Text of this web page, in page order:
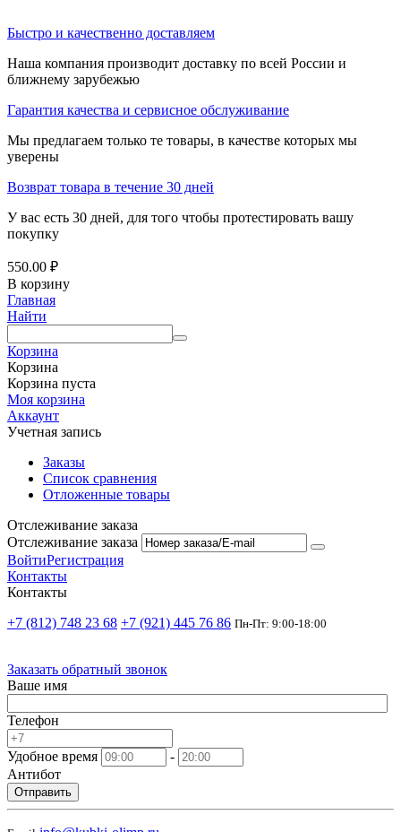
Быстро и качественно доставляем
Наша компания производит доставку по всей России и
ближнему зарубежью
Гарантия качества и сервисное обслуживание
Мы предлагаем только те товары, в качестве которых мы
уверены
Возврат товара в течение 30 дней
У вас есть 30 дней, для того чтобы протестировать вашу
покупку
550.00 ₽
В корзину
Главная
Найти
Корзина
Корзина
Корзина пуста
Моя корзина
Аккаунт
Учетная запись
Заказы
Список сравнения
Отложенные товары
Отслеживание заказа
Отслеживание заказа
ВойтиРегистрация
Контакты
Контакты
+7 (812) 748 23 68 +7 (921) 445 76 86 Пн-Пт: 9:00-18:00
Заказать обратный звонок
Ваше имя
Телефон
Удобное время
-
Антибот
Отправить